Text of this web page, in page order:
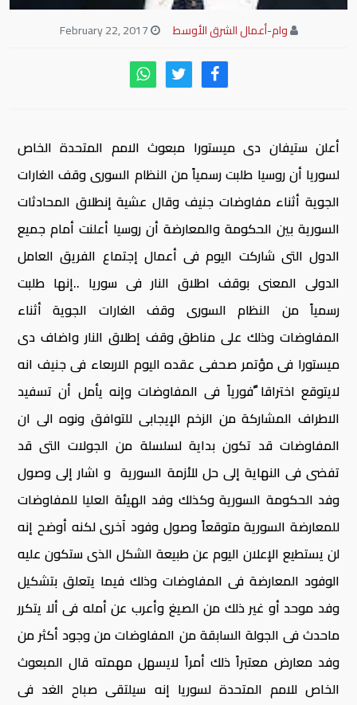
وام-أعمال الشرق الأوسط
أعلن ستيفان دى ميستورا مبعوث الامم المتحدة الخاص
لسوريا أن روسيا طلبت رسمياً من النظام السورى وقف الغارات
الجوية أثناء مفاوضات جنيف وقال عشية إنطلاق المحادثات
السورية بين الحكومة والمعارضة أن روسيا أعلنت أمام جميع
الدول التى شاركت اليوم فى أعمال إجتماع الفريق العامل
الدولى المعنى بوقف اطلاق النار فى سوريا ..إنها طلبت
رسمياً من النظام السورى وقف الغارات الجوية أثناء
المفاوضات وذلك على مناطق وقف إطلاق النار واضاف دى
ميستورا فى مؤتمر صحفى عقده اليوم الاربعاء فى جنيف انه
لايتوقع اختراقا ًفورياً فى المفاوضات وإنه يأمل أن تسفيد
الاطراف المشاركة من الزخم الإيجابى للتوافق ونوه الى ان
المفاوضات قد تكون بداية لسلسلة من الجولات التى قد
تفضى فى النهاية إلى حل للأزمة السورية و اشار إلى وصول
وفد الحكومة السورية وكذلك وفد الهيئة العليا للمفاوضات
للمعارضة السورية متوقعاً وصول وفود آخرى لكنه أوضح إنه
لن يستطيع الإعلان اليوم عن طبيعة الشكل الذى ستكون عليه
الوفود المعارضة فى المفاوضات وذلك فيما يتعلق بتشكيل
وفد موحد أو غير ذلك من الصيغ وأعرب عن أمله فى ألا يتكرر
ماحدث فى الجولة السابقة من المفاوضات من وجود أكثر من
وفد معارض معتبراً ذلك أمراً لايسهل مهمته قال المبعوث
الخاص للامم المتحدة لسوريا إنه سيلتقى صباح الغد فى